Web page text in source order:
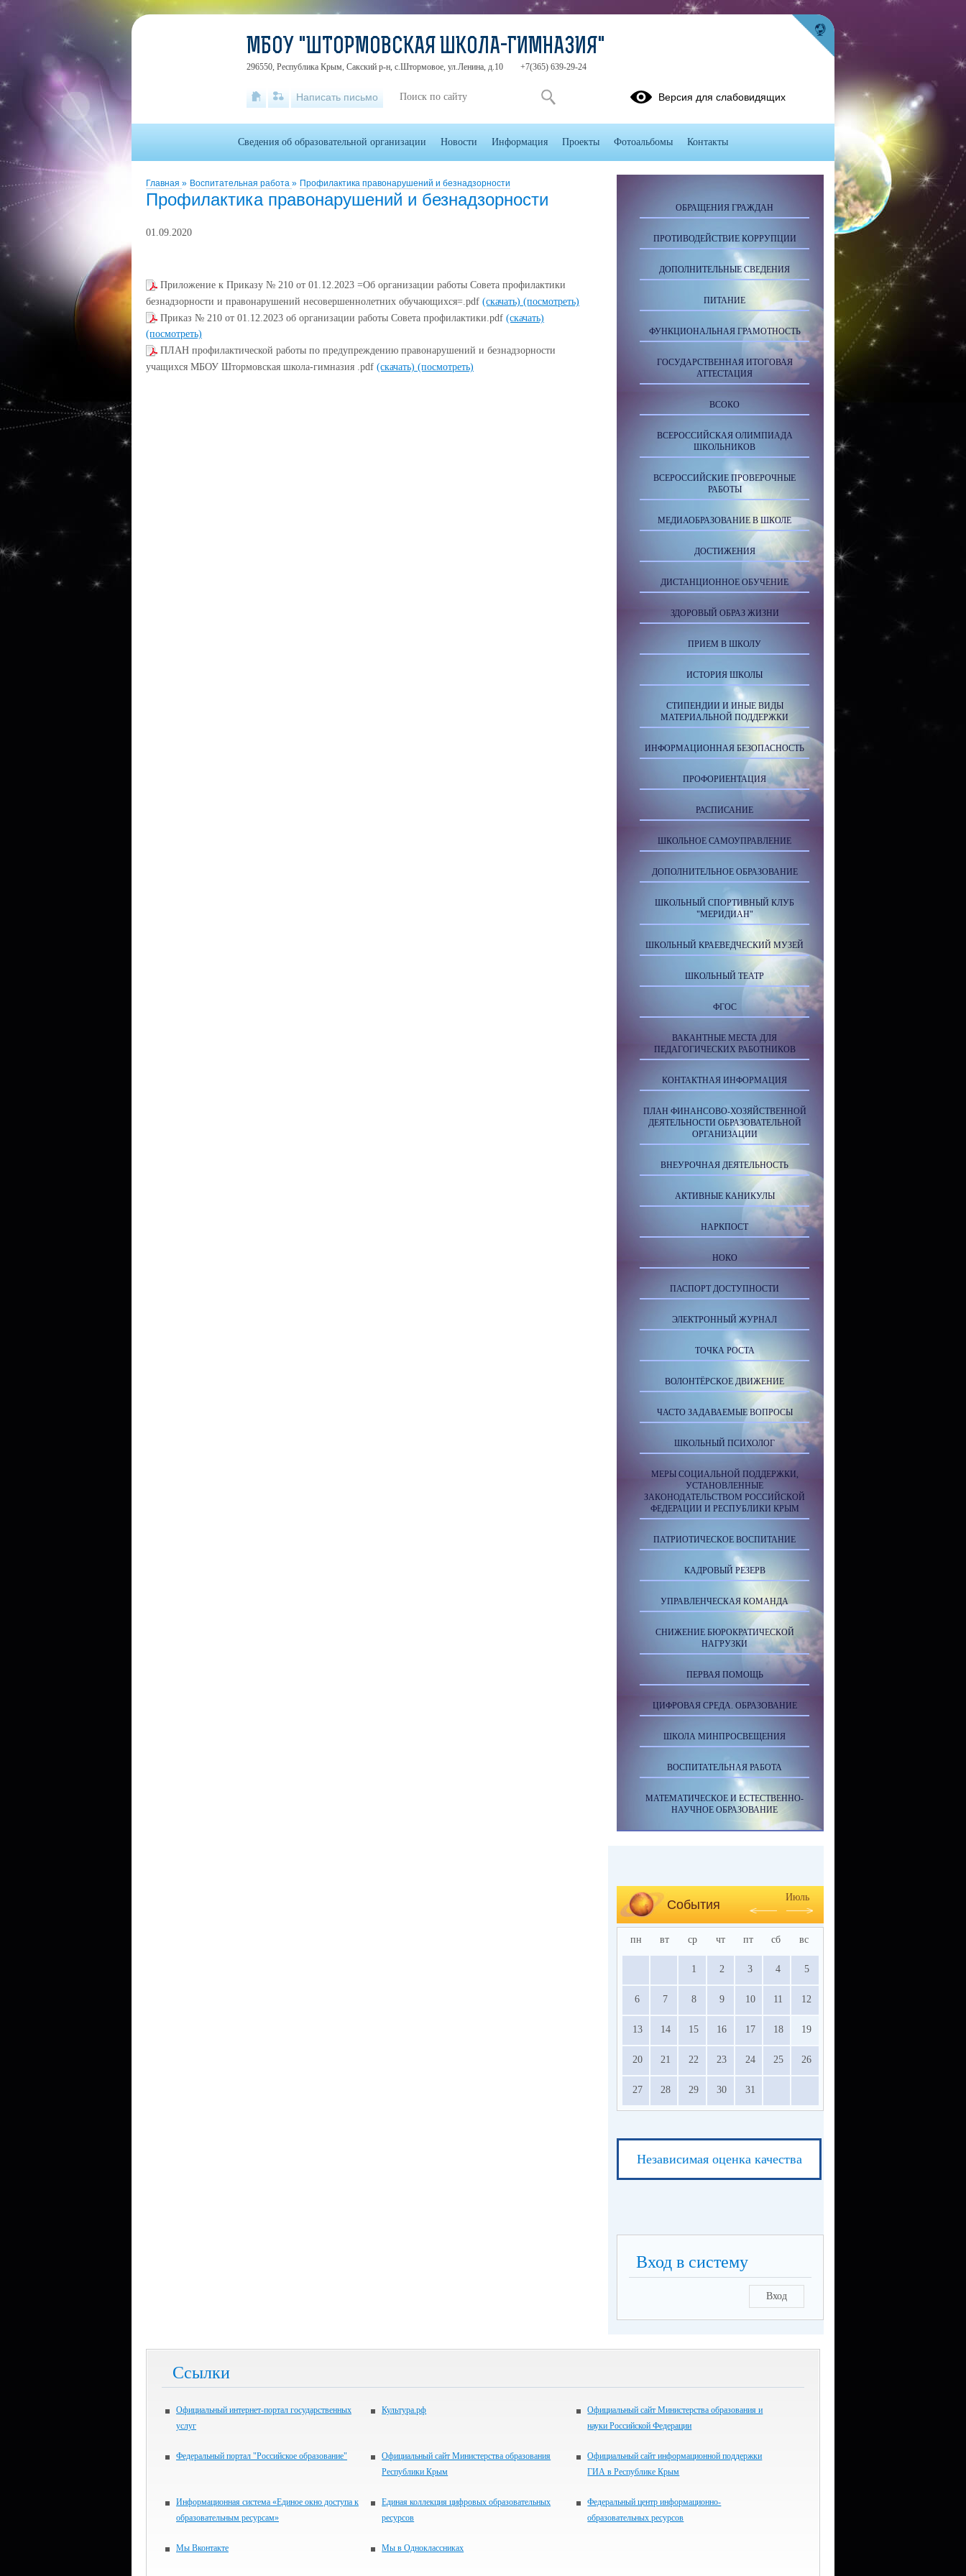
Главная » Воспитательная работа » Профилактика правонарушений и безнадзорности
Профилактика правонарушений и безнадзорности
01.09.2020
Приложение к Приказу № 210 от 01.12.2023 =Об организации работы Совета профилактики
безнадзорности и правонарушений несовершеннолетних обучающихся=.pdf (скачать) (посмотреть)
Приказ № 210 от 01.12.2023 об организации работы Совета профилактики.pdf (скачать)
(посмотреть)
ПЛАН профилактической работы по предупреждению правонарушений и безнадзорности
учащихся МБОУ Штормовская школа-гимназия .pdf (скачать) (посмотреть)
ОБРАЩЕНИЯ ГРАЖДАН
ПРОТИВОДЕЙСТВИЕ КОРРУПЦИИ
ДОПОЛНИТЕЛЬНЫЕ СВЕДЕНИЯ
ПИТАНИЕ
ФУНКЦИОНАЛЬНАЯ ГРАМОТНОСТЬ
ГОСУДАРСТВЕННАЯ ИТОГОВАЯ
АТТЕСТАЦИЯ
ВСОКО
ВСЕРОССИЙСКАЯ ОЛИМПИАДА
ШКОЛЬНИКОВ
ВСЕРОССИЙСКИЕ ПРОВЕРОЧНЫЕ
РАБОТЫ
МЕДИАОБРАЗОВАНИЕ В ШКОЛЕ
ДОСТИЖЕНИЯ
ДИСТАНЦИОННОЕ ОБУЧЕНИЕ
ЗДОРОВЫЙ ОБРАЗ ЖИЗНИ
ПРИЕМ В ШКОЛУ
ИСТОРИЯ ШКОЛЫ
СТИПЕНДИИ И ИНЫЕ ВИДЫ
МАТЕРИАЛЬНОЙ ПОДДЕРЖКИ
ИНФОРМАЦИОННАЯ БЕЗОПАСНОСТЬ
ПРОФОРИЕНТАЦИЯ
РАСПИСАНИЕ
ШКОЛЬНОЕ САМОУПРАВЛЕНИЕ
ДОПОЛНИТЕЛЬНОЕ ОБРАЗОВАНИЕ
ШКОЛЬНЫЙ СПОРТИВНЫЙ КЛУБ
"МЕРИДИАН"
ШКОЛЬНЫЙ КРАЕВЕДЧЕСКИЙ МУЗЕЙ
ШКОЛЬНЫЙ ТЕАТР
ФГОС
ВАКАНТНЫЕ МЕСТА ДЛЯ
ПЕДАГОГИЧЕСКИХ РАБОТНИКОВ
КОНТАКТНАЯ ИНФОРМАЦИЯ
ПЛАН ФИНАНСОВО-ХОЗЯЙСТВЕННОЙ
ДЕЯТЕЛЬНОСТИ ОБРАЗОВАТЕЛЬНОЙ
ОРГАНИЗАЦИИ
ВНЕУРОЧНАЯ ДЕЯТЕЛЬНОСТЬ
АКТИВНЫЕ КАНИКУЛЫ
НАРКПОСТ
НОКО
ПАСПОРТ ДОСТУПНОСТИ
ЭЛЕКТРОННЫЙ ЖУРНАЛ
ТОЧКА РОСТА
ВОЛОНТЁРСКОЕ ДВИЖЕНИЕ
ЧАСТО ЗАДАВАЕМЫЕ ВОПРОСЫ
ШКОЛЬНЫЙ ПСИХОЛОГ
МЕРЫ СОЦИАЛЬНОЙ ПОДДЕРЖКИ,
УСТАНОВЛЕННЫЕ
ЗАКОНОДАТЕЛЬСТВОМ РОССИЙСКОЙ
ФЕДЕРАЦИИ И РЕСПУБЛИКИ КРЫМ
ПАТРИОТИЧЕСКОЕ ВОСПИТАНИЕ
КАДРОВЫЙ РЕЗЕРВ
УПРАВЛЕНЧЕСКАЯ КОМАНДА
СНИЖЕНИЕ БЮРОКРАТИЧЕСКОЙ
НАГРУЗКИ
ПЕРВАЯ ПОМОЩЬ
ЦИФРОВАЯ СРЕДА. ОБРАЗОВАНИЕ
ШКОЛА МИНПРОСВЕЩЕНИЯ
ВОСПИТАТЕЛЬНАЯ РАБОТА
МАТЕМАТИЧЕСКОЕ И ЕСТЕСТВЕННО-
НАУЧНОЕ ОБРАЗОВАНИЕ
События
Июль
пн вт ср чт пт сб вс
1 2 3 4 5
6 7 8 9 10 11 12
13 14 15 16 17 18 19
20 21 22 23 24 25 26
27 28 29 30 31
Независимая оценка качества
Вход в систему
Вход
Ссылки
Официальный интернет-портал государственных
услуг
Культура.рф
Официальный сайт Министерства образования и
науки Российской Федерации
Федеральный портал "Российское образование"
Официальный сайт Министерства образования
Республики Крым
Официальный сайт информационной поддержки
ГИА в Республике Крым
Информационная система «Единое окно доступа к
образовательным ресурсам»
Единая коллекция цифровых образовательных
ресурсов
Федеральный центр информационно-
образовательных ресурсов
Мы Вконтакте Мы в Одноклассниках
МБОУ "ШТОРМОВСКАЯ ШКОЛА-ГИМНАЗИЯ"
296550, Республика Крым, Сакский р-н, с.Штормовое, ул.Ленина, д.10 +7(365) 639-29-24
Написать письмо Версия для слабовидящих
Сведения об образовательной организации Новости Информация Проекты Фотоальбомы Контакты